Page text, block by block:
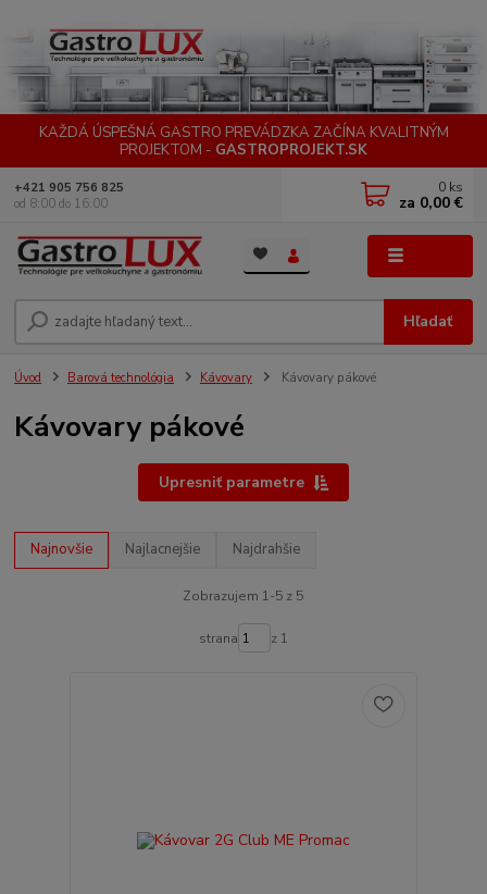
KAŽDÁ ÚSPEŠNÁ GASTRO PREVÁDZKA ZAČÍNA KVALITNÝM
PROJEKTOM - GASTROPROJEKT.SK
Hľadať
+421 905 756 825
od 8:00 do 16:00
0 ks
za 0,00 €
Úvod Barová technológia Kávovary Kávovary pákové
Kávovary pákové
Upresniť parametre
Najnovšie Najlacnejšie Najdrahšie
Zobrazujem 1-5 z 5
strana z 1